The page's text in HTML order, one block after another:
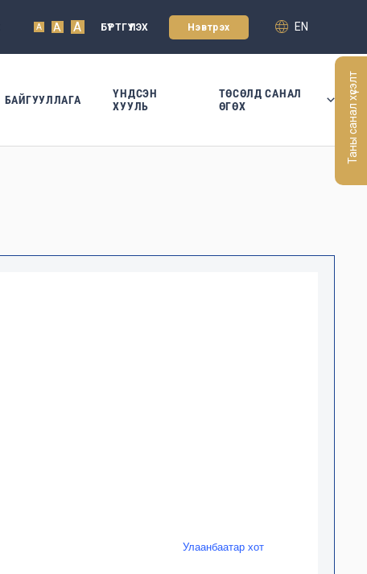
A A A БҮРТГҮҮЛЭХ Нэвтрэх EN
БАЙГУУЛЛАГА
ҮНДСЭН
ХУУЛЬ
ТӨСӨЛД САНАЛ
ӨГӨХ
Улаанбаатар хот
Таны санал хүсэлт